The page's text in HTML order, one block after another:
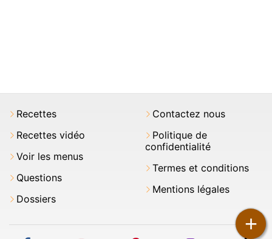
+
Recettes
Recettes vidéo
Voir les menus
Questions
Dossiers
Contactez nous
Politique de
confidentialité
Termes et conditions
Mentions légales